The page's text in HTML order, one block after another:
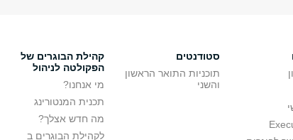
סטודנטים
תוכניות התואר הראשון
והשני
קהילת הבוגרים של
הפקולטה לניהול
מי אנחנו?
תכנית המנטורינג
מה חדש אצלך?
לקהילת הבוגרים ב